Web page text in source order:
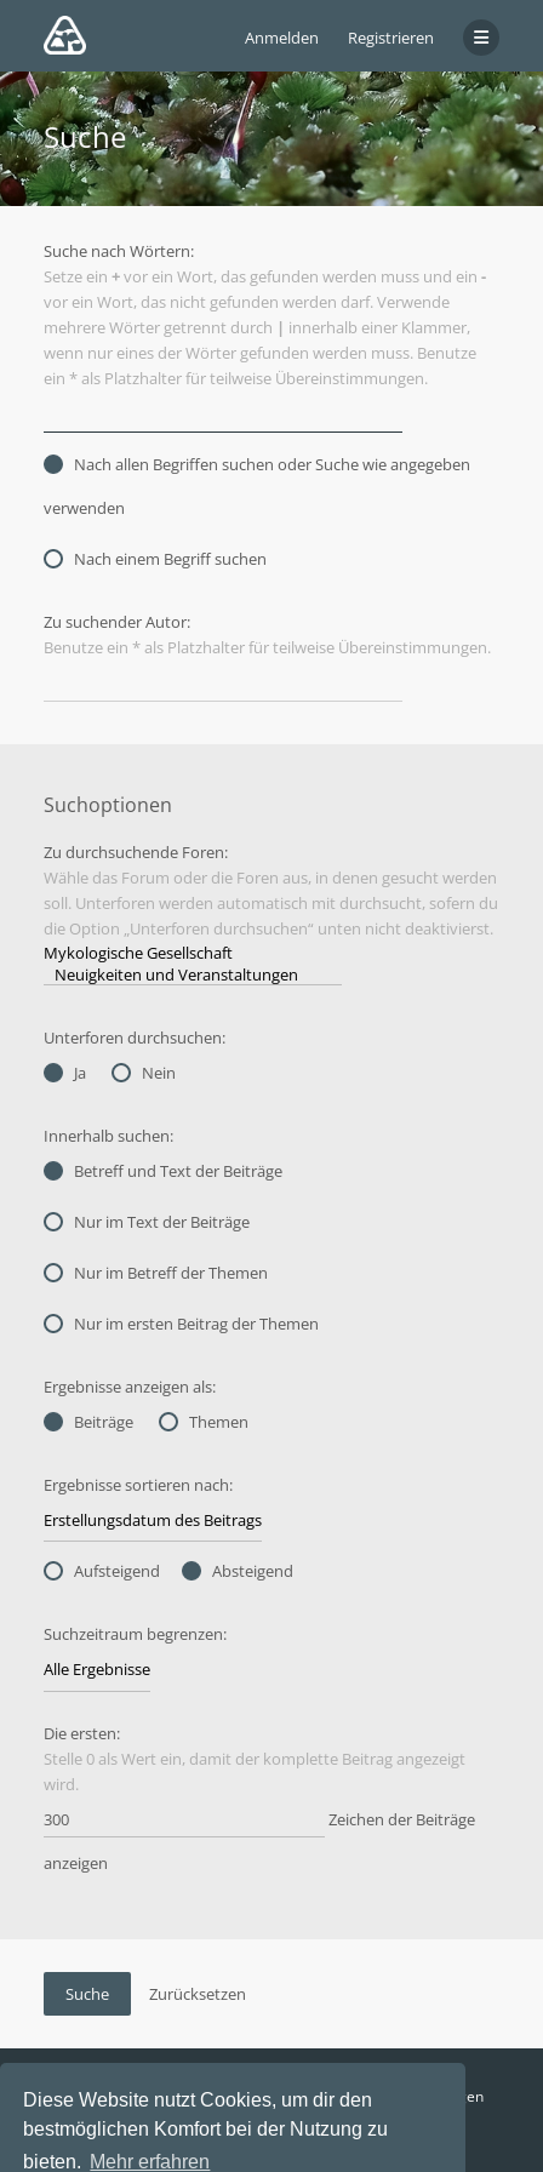
Diese Website nutzt Cookies, um dir den
bestmöglichen Komfort bei der Nutzung zu
bieten. Mehr erfahren
Anmelden Registrieren
Suche
Suche nach Wörtern:
Setze ein +vor ein Wort, das gefunden werden muss und ein -
vor ein Wort, das nicht gefunden werden darf. Verwende
mehrere Wörter getrennt durch | innerhalb einer Klammer,
wenn nur eines der Wörter gefunden werden muss. Benutze
ein * als Platzhalter für teilweise Übereinstimmungen.
Nach allen Begriffen suchen oder Suche wie angegeben
verwenden
Nach einem Begriff suchen
Zu suchender Autor:
Benutze ein * als Platzhalter für teilweise Übereinstimmungen.
Suchoptionen
Zu durchsuchende Foren:
Wähle das Forum oder die Foren aus, in denen gesucht werden
soll. Unterforen werden automatisch mit durchsucht, sofern du
die Option „Unterforen durchsuchen“ unten nicht deaktivierst.
Unterforen durchsuchen:
Ja
Nein
Innerhalb suchen:
Betreff und Text der Beiträge
Nur im Text der Beiträge
Nur im Betreff der Themen
Nur im ersten Beitrag der Themen
Ergebnisse anzeigen als:
Beiträge
Themen
Ergebnisse sortieren nach:
Aufsteigend Absteigend
Suchzeitraum begrenzen:
Die ersten:
Stelle 0 als Wert ein, damit der komplette Beitrag angezeigt
wird.
Zeichen der Beiträge
anzeigen
Funga Austria FAQ Datenschutz
Nutzungsbedingungen
Alle Zeiten sind UTC+02:00
Aktuelle Zeit: 7. August 2026, 04:45